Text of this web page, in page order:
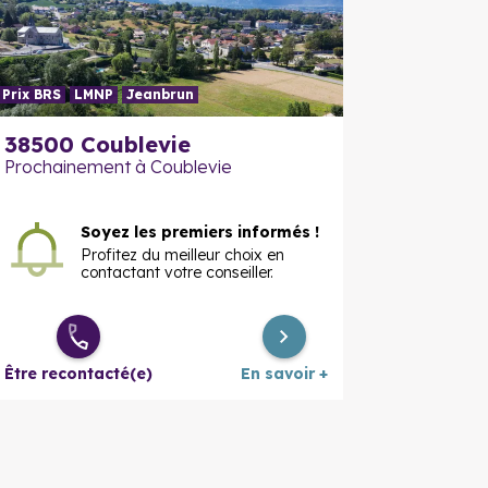
Prix BRS LMNP Jeanbrun
38500 Coublevie
Prochainement à Coublevie
Soyez les premiers informés !
Profitez du meilleur choix en
contactant votre conseiller.
Être recontacté(e) En savoir +